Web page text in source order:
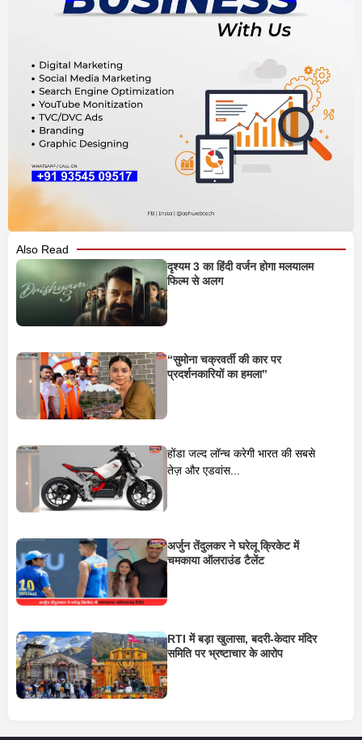
Also Read
दृश्यम 3 का हिंदी वर्जन होगा मलयालम
फिल्म से अलग
“सुमोना चक्रवर्ती की कार पर
प्रदर्शनकारियों का हमला”
होंडा जल्द लॉन्च करेगी भारत की सबसे
तेज़ और एडवांस...
अर्जुन तेंदुलकर ने घरेलू क्रिकेट में
चमकाया ऑलराउंड टैलेंट
RTI में बड़ा खुलासा, बदरी-केदार मंदिर
समिति पर भ्रष्टाचार के आरोप